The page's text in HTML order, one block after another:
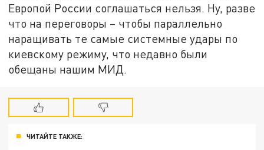
Европой России соглашаться нельзя. Ну, разве
что на переговоры – чтобы параллельно
наращивать те самые системные удары по
киевскому режиму, что недавно были
обещаны нашим МИД.
ЧИТАЙТЕ ТАКЖЕ: